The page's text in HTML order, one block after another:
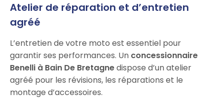
Atelier de réparation et d’entretien
agréé
L’entretien de votre moto est essentiel pour
garantir ses performances. Un concessionnaire
Benelli à Bain De Bretagnedispose d’un atelier
agréé pour les révisions, les réparations et le
montage d’accessoires.